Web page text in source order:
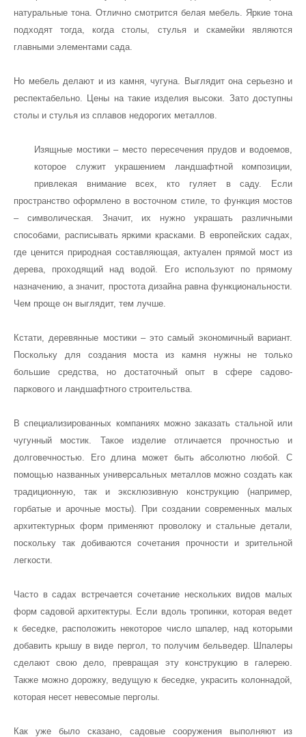
натуральные тона. Отлично смотрится белая мебель. Яркие тона
подходят тогда, когда столы, стулья и скамейки являются
главными элементами сада.
Но мебель делают и из камня, чугуна. Выглядит она серьезно и
респектабельно. Цены на такие изделия высоки. Зато доступны
столы и стулья из сплавов недорогих металлов.
Изящные мостики – место пересечения прудов и водоемов,
которое служит украшением ландшафтной композиции,
привлекая внимание всех, кто гуляет в саду. Если
пространство оформлено в восточном стиле, то функция мостов
– символическая. Значит, их нужно украшать различными
способами, расписывать яркими красками. В европейских садах,
где ценится природная составляющая, актуален прямой мост из
дерева, проходящий над водой. Его используют по прямому
назначению, а значит, простота дизайна равна функциональности.
Чем проще он выглядит, тем лучше.
Кстати, деревянные мостики – это самый экономичный вариант.
Поскольку для создания моста из камня нужны не только
большие средства, но достаточный опыт в сфере садово-
паркового и ландшафтного строительства.
В специализированных компаниях можно заказать стальной или
чугунный мостик. Такое изделие отличается прочностью и
долговечностью. Его длина может быть абсолютно любой. С
помощью названных универсальных металлов можно создать как
традиционную, так и эксклюзивную конструкцию (например,
горбатые и арочные мосты). При создании современных малых
архитектурных форм применяют проволоку и стальные детали,
поскольку так добиваются сочетания прочности и зрительной
легкости.
Часто в садах встречается сочетание нескольких видов малых
форм садовой архитектуры. Если вдоль тропинки, которая ведет
к беседке, расположить некоторое число шпалер, над которыми
добавить крышу в виде пергол, то получим бельведер. Шпалеры
сделают свою дело, превращая эту конструкцию в галерею.
Также можно дорожку, ведущую к беседке, украсить колоннадой,
которая несет невесомые перголы.
Как уже было сказано, садовые сооружения выполняют из